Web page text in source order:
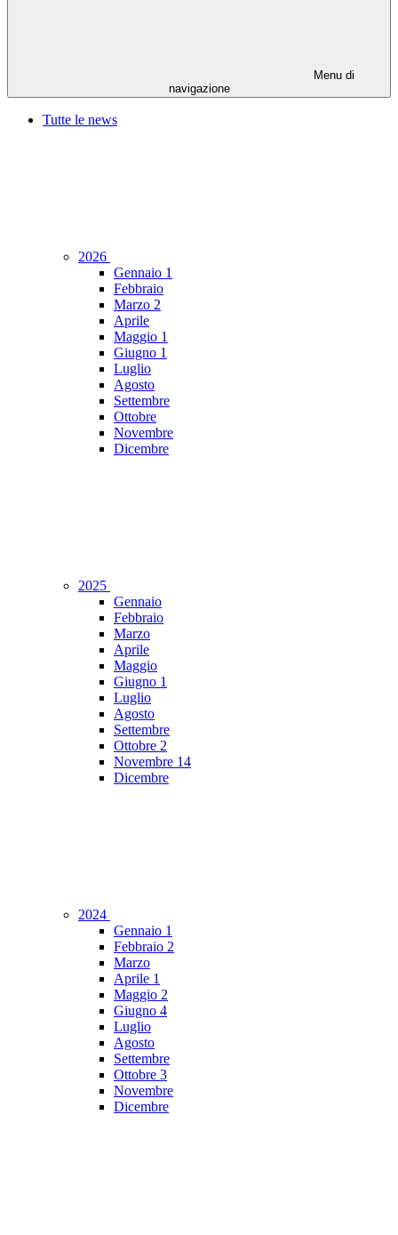
Menu di
navigazione
Tutte le news
2026
Gennaio 1
Febbraio
Marzo 2
Aprile
Maggio 1
Giugno 1
Luglio
Agosto
Settembre
Ottobre
Novembre
Dicembre
2025
Gennaio
Febbraio
Marzo
Aprile
Maggio
Giugno 1
Luglio
Agosto
Settembre
Ottobre 2
Novembre 14
Dicembre
2024
Gennaio 1
Febbraio 2
Marzo
Aprile 1
Maggio 2
Giugno 4
Luglio
Agosto
Settembre
Ottobre 3
Novembre
Dicembre